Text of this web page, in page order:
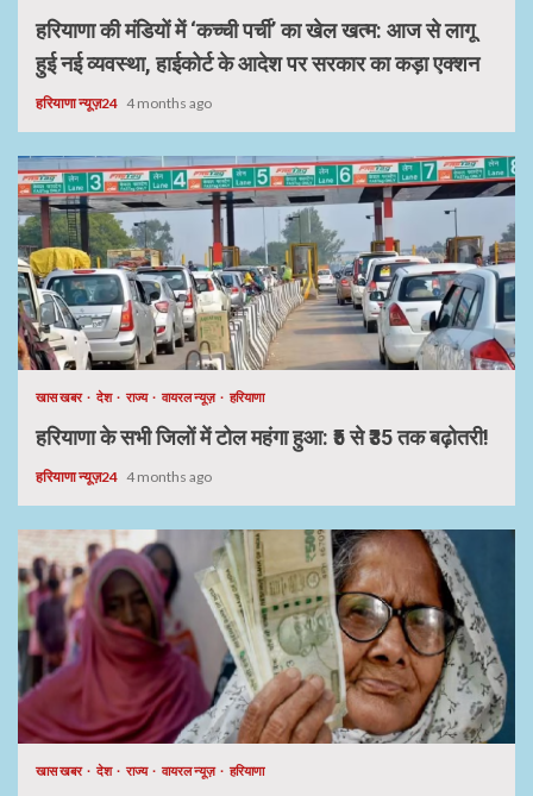
हरियाणा की मंडियों में ‘कच्ची पर्ची’ का खेल खत्म: आज से लागू
हुई नई व्यवस्था, हाईकोर्ट के आदेश पर सरकार का कड़ा एक्शन
हरियाणा न्यूज़24 4 months ago
खास खबर देश राज्य वायरल न्यूज़ हरियाणा
हरियाणा के सभी जिलों में टोल महंगा हुआ: ₹5 से ₹35 तक बढ़ोतरी!
हरियाणा न्यूज़24 4 months ago
खास खबर देश राज्य वायरल न्यूज़ हरियाणा